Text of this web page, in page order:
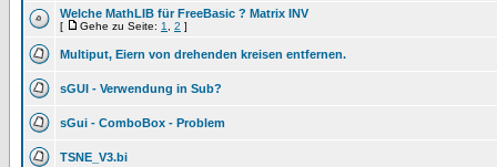
Welche MathLIB für FreeBasic ? Matrix INV
[ Gehe zu Seite: 1 2 ]
Multiput, Eiern von drehenden kreisen entfernen.
sGUI - Verwendung in Sub?
sGui - ComboBox - Problem
TSNE_V3.bi